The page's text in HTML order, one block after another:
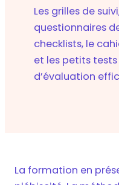
Les grilles de
questionnaires
checklists, le
et les petits
d’évaluation
La formation en